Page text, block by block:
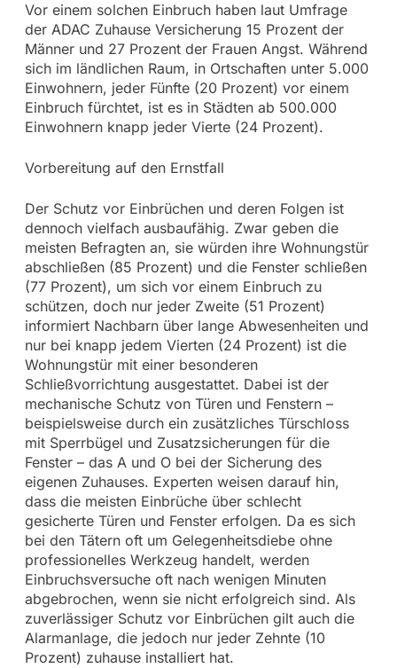
Vor einem solchen Einbruch haben laut Umfrage
der ADAC Zuhause Versicherung 15 Prozent der
Männer und 27 Prozent der Frauen Angst. Während
sich im ländlichen Raum, in Ortschaften unter 5.000
Einwohnern, jeder Fünfte (20 Prozent) vor einem
Einbruch fürchtet, ist es in Städten ab 500.000
Einwohnern knapp jeder Vierte (24 Prozent).
Vorbereitung auf den Ernstfall
Der Schutz vor Einbrüchen und deren Folgen ist
dennoch vielfach ausbaufähig. Zwar geben die
meisten Befragten an, sie würden ihre Wohnungstür
abschließen (85 Prozent) und die Fenster schließen
(77 Prozent), um sich vor einem Einbruch zu
schützen, doch nur jeder Zweite (51 Prozent)
informiert Nachbarn über lange Abwesenheiten und
nur bei knapp jedem Vierten (24 Prozent) ist die
Wohnungstür mit einer besonderen
Schließvorrichtung ausgestattet. Dabei ist der
mechanische Schutz von Türen und Fenstern –
beispielsweise durch ein zusätzliches Türschloss
mit Sperrbügel und Zusatzsicherungen für die
Fenster – das A und O bei der Sicherung des
eigenen Zuhauses. Experten weisen darauf hin,
dass die meisten Einbrüche über schlecht
gesicherte Türen und Fenster erfolgen. Da es sich
bei den Tätern oft um Gelegenheitsdiebe ohne
professionelles Werkzeug handelt, werden
Einbruchsversuche oft nach wenigen Minuten
abgebrochen, wenn sie nicht erfolgreich sind. Als
zuverlässiger Schutz vor Einbrüchen gilt auch die
Alarmanlage, die jedoch nur jeder Zehnte (10
Prozent) zuhause installiert hat.